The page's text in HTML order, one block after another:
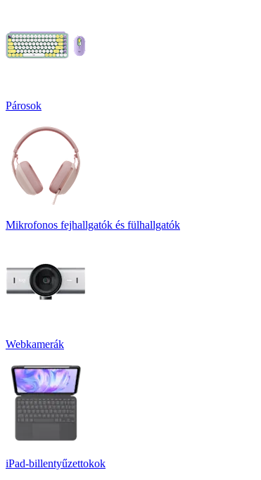
Párosok
Mikrofonos fejhallgatók és fülhallgatók
Webkamerák
iPad-billentyűzettokok